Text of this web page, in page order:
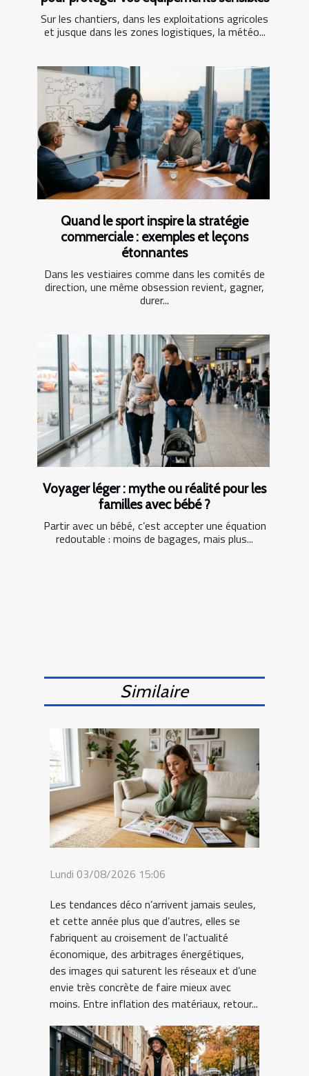
Sur les chantiers, dans les exploitations agricoles
et jusque dans les zones logistiques, la météo...
Quand le sport inspire la stratégie
commerciale : exemples et leçons
étonnantes
Dans les vestiaires comme dans les comités de
direction, une même obsession revient, gagner,
durer...
Voyager léger : mythe ou réalité pour les
familles avec bébé ?
Partir avec un bébé, c’est accepter une équation
redoutable : moins de bagages, mais plus...
Similaire
Lundi 03/08/2026 15:06
Les tendances déco n’arrivent jamais seules,
et cette année plus que d’autres, elles se
fabriquent au croisement de l’actualité
économique, des arbitrages énergétiques,
des images qui saturent les réseaux et d’une
envie très concrète de faire mieux avec
moins. Entre inflation des matériaux, retour...